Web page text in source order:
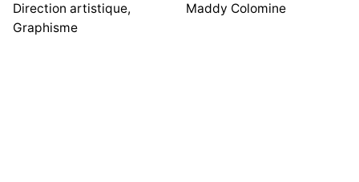
Direction artistique,
Graphisme
Maddy Colomine